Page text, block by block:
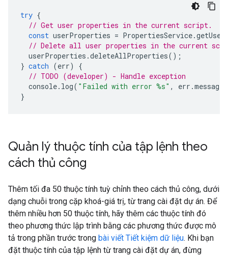
try {
// Get user properties in the current script.
const userProperties = PropertiesService.
// Delete all user properties in the current
userProperties .deleteAllProperties();
} catch (err)
{
// TODO (developer) - Handle exception
console. log( "Failed with error %s" , err .message
}
Quản lý thuộc tính của tập lệnh theo
cách thủ công
Thêm tối đa 50 thuộc tính tuỳ chỉnh theo cách thủ công, dưới
dạng chuỗi trong cặp khoá-giá trị, từ trang cài đặt dự án. Để
thêm nhiều hơn 50 thuộc tính, hãy thêm các thuộc tính đó
theo phương thức lập trình bằng các phương thức được mô
tả trong phần trước trong bài viết Tiết kiệm dữ liệu. Khi bạn
đặt thuộc tính của tập lệnh từ trang cài đặt dự án, đừng